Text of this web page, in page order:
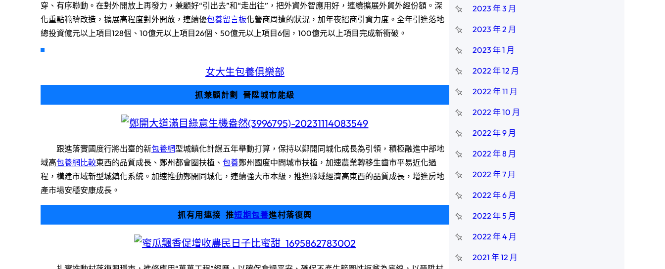
穿、有序聯動。在對外開放上再發力，兼顧好“引出去”和“走出往”，把外資外智應用好，連續擴展外貿外經份額。深
化重點範疇改造，擴展高程度對外開放，連續優包養留言板化營商周遭的狀況，加年夜招商引資力度。全年引進落地
總投資億元以上項目128個、10億元以上項目26個、50億元以上項目6個，100億元以上項目完成新衝破。
女大生包養俱樂部
抓兼顧計劃 晉陞城市能級
跟進落實國度行將出臺的新包養網型城鎮化計謀五年舉動打算，保持以鄭開同城化成長為引領，積極融進中部地
域高包養網比較東西的品質成長、鄭州都會圈扶植、 包養鄭州國度中間城市扶植，加速農業轉移生齒市平易近化過
程，構建市域新型城鎮化系統。加速推動鄭開同城化，連續強大市本級，推進縣域經濟高東西的品質成長，增進房地
產市場安穩安康成長。
抓有用連接 推短期包養進村落復興
2023 年 3 月
2023 年 2 月
2023 年 1 月
2022 年 12 月
2022 年 11 月
2022 年 10 月
2022 年 9 月
2022 年 8 月
2022 年 7 月
2022 年 6 月
2022 年 5 月
2022 年 4 月
2021 年 12 月